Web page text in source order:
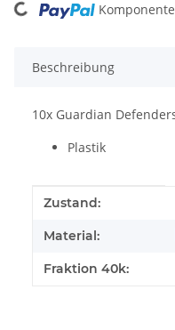
Loading...
Beschreibung
10x Guardian
Plastik
Produkteigenschaft
Wert
Zustand:
Material:
Fraktion 40k: